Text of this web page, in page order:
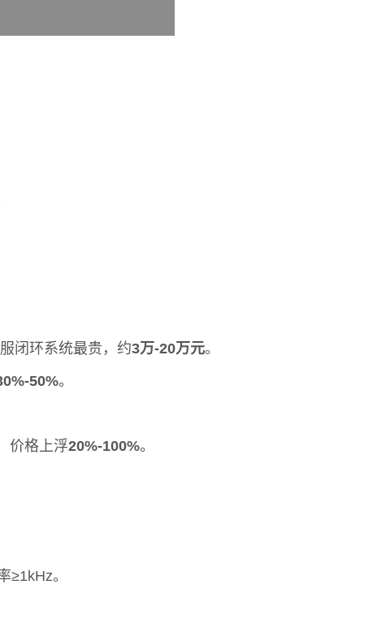
闭环系统最贵，约3万-20万元。
50%。
价格上浮20%-100%。
≥1kHz。